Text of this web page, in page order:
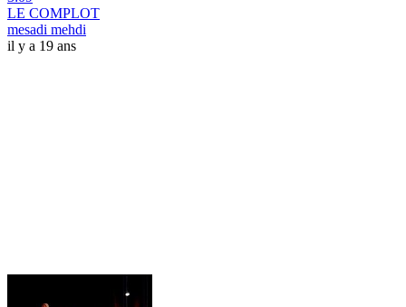
LE COMPLOT
mesadi mehdi
il y a 19 ans